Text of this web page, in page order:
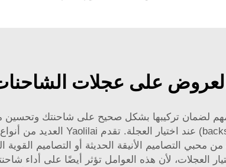
على عجلات الشاحنات
الشاحنات مقاس 16 بوصة أمرٌ مهم لضمان تركيبها بشكل صحيح